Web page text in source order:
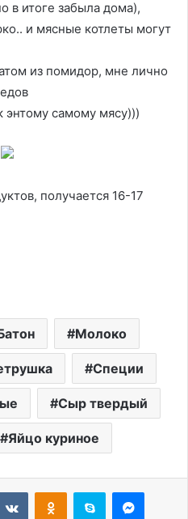
в итоге забыла дома),
и мясные котлеты могут
из помидор, мне лично
энтому самому мясу)))
получается 16-17
Молоко
Специи
Сыр твердый
Яйцо куриное
ВконтактеОдноклассники
Skype